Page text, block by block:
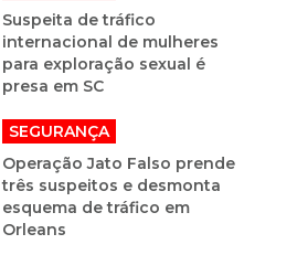
Suspeita de tráfico
internacional de mulheres
para exploração sexual é
presa em SC
SEGURANÇA
Operação Jato Falso prende
três suspeitos e desmonta
esquema de tráfico em
Orleans